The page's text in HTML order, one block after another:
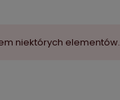
niektórych elementów.